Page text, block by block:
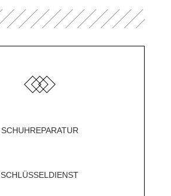
SCHUHREPARATUR
SCHLÜSSELDIENST